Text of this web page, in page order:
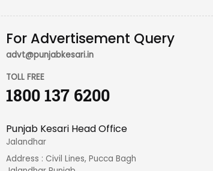
For Advertisement Query
advt@punjabkesari.in
TOLL FREE
1800 137 6200
Punjab Kesari Head Office
Jalandhar
Address : Civil Lines, Pucca Bagh